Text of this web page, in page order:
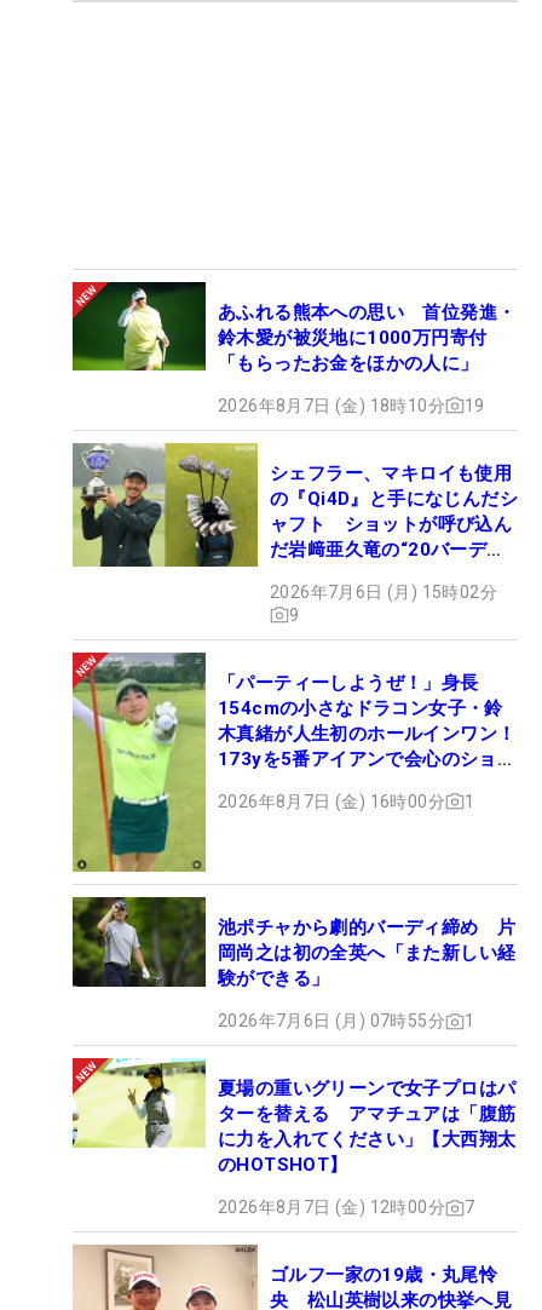
あふれる熊本への思い 首位発進・
鈴木愛が被災地に1000万円寄付
「もらったお金をほかの人に」
2026年8月7日 (金) 18時10分 19
シェフラー、マキロイも使用
の『Qi4D』と手になじんだシ
ャフト ショットが呼び込ん
だ岩﨑亜久竜の“20バーデ
2026年7月6日 (月) 15時02分
9
「パーティーしようぜ！」身長
154cmの小さなドラコン女子・鈴
木真緒が人生初のホールインワン！
173yを5番アイアンで会心のショッ
2026年8月7日 (金) 16時00分 1
池ポチャから劇的バーディ締め 片
岡尚之は初の全英へ「また新しい経
験ができる」
2026年7月6日 (月) 07時55分 1
夏場の重いグリーンで女子プロはパ
ターを替える アマチュアは「腹筋
に力を入れてください」【大西翔太
のHOTSHOT】
2026年8月7日 (金) 12時00分 7
ゴルフ一家の19歳・丸尾怜
央 松山英樹以来の快挙へ見